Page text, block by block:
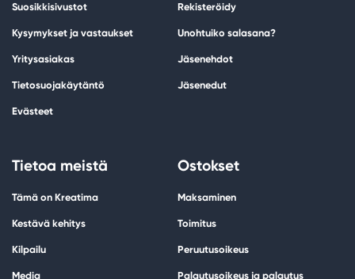
Suosikkisivustot
Kysymykset ja vastaukset
Yritysasiakas
Tietosuojakäytäntö
Evästeet
Rekisteröidy
Unohtuiko salasana?
Jäsenehdot
Jäsenedut
Tietoa meistä
Tämä on Kreatima
Kestävä kehitys
Kilpailu
Media
Ostokset
Maksaminen
Toimitus
Peruutusoikeus
Palautusoikeus ja palautus